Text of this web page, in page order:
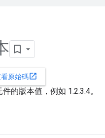
原始碼open_in_new
的版本值，例如 1.2.3.4。